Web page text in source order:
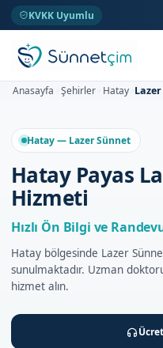
KVKK Uyumlu
Anasayfa Şehirler Hatay
Hatay — Lazer Sünnet
Hatay Payas
Hizmeti
Hızlı Ön Bilgi ve
Hatay bölgesinde Lazer
sunulmaktadır. Uzman
hizmet alın.